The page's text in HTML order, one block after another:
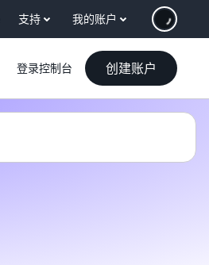
支持 我的账户
登录控制台 创建账户